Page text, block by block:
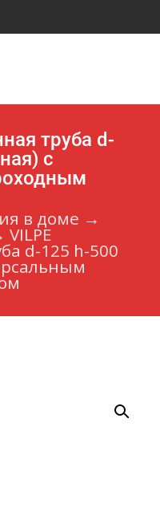
труба d-
с
в доме →
VILPE
d-125 h-500